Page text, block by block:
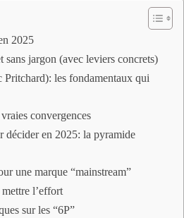
2025
jargon (avec leviers concrets)
les fondamentaux qui
convergences
décider en 2025: la pyramide
une marque “mainstream”
l’effort
sur les “6P”